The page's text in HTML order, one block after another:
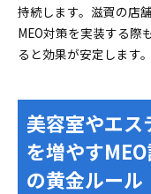
持続します。滋賀の店
MEO対策を実装する際
ると効果が安定します。
美容室やエス
を増やす
の黄金ルール